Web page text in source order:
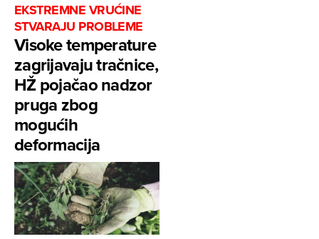
EKSTREMNE VRUĆINE
STVARAJU PROBLEME
Visoke temperature
zagrijavaju tračnice,
HŽ pojačao nadzor
pruga zbog
mogućih
deformacija